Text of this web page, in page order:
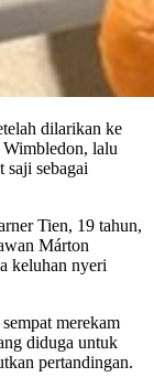
dilarikan ke
Wimbledon, lalu
saji sebagai
Tien, 19 tahun,
Márton
keluhan nyeri
merekam
diduga untuk
pertandingan.